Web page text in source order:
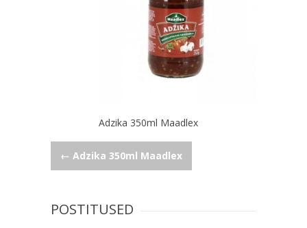
Adzika 350ml Maadlex
Navigeerimine
← Adzika 350ml Maadlex
POSTITUSED